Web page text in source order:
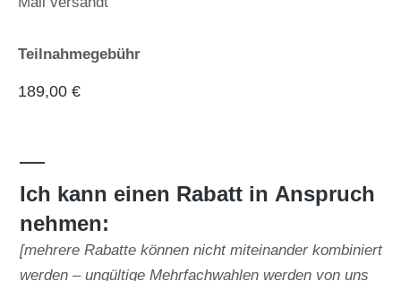
Teilnahmegebühr
189,00 €
—
Ich kann einen Rabatt in Anspruch
nehmen:
[mehrere Rabatte können nicht miteinander kombiniert
werden – ungültige Mehrfachwahlen werden von uns